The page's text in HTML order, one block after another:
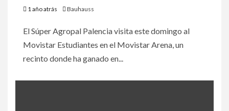
1 año atrás Bauhauss
El Súper Agropal Palencia visita este domingo al
Movistar Estudiantes en el Movistar Arena, un
recinto donde ha ganado en...